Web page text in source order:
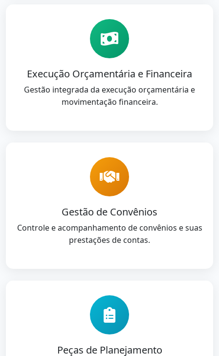
Execução Orçamentária e Financeira
Gestão integrada da execução orçamentária e
movimentação financeira.
Gestão de Convênios
Controle e acompanhamento de convênios e suas
prestações de contas.
Peças de Planejamento